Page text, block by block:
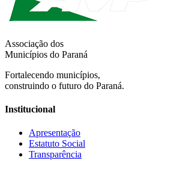
Associação dos
Municípios do Paraná
Fortalecendo municípios,
construindo o futuro do Paraná.
Institucional
Apresentação
Estatuto Social
Transparência